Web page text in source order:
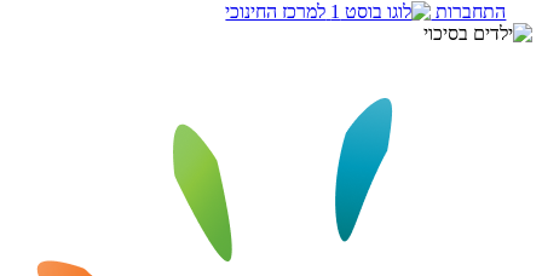
למרכז החינוכי